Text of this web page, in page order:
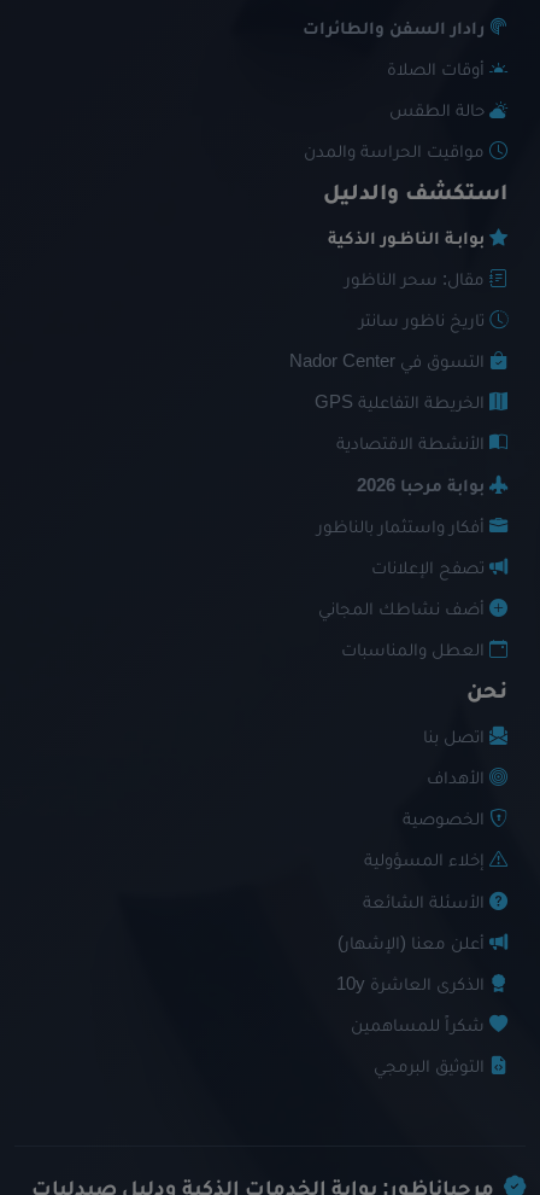
رادار السفن والطائرات
أوقات الصلاة
حالة الطقس
مواقيت الحراسة والمدن
استكشف والدليل
بوابـة الناظـور الذكية
مقال: سحر الناظور
تاريخ ناظور سانتر
التسوق في Nador Center
الخريطة التفاعلية GPS
الأنشطة الاقتصادية
بوابة مرحبا 2026
أفكار واستثمار بالناظور
تصفح الإعلانات
أضف نشاطك المجاني
العطل والمناسبات
نحن
اتصل بنا
الأهداف
الخصوصية
إخلاء المسؤولية
الأسئلة الشائعة
أعلن معنا (الإشهار)
الذكرى العاشرة 10y
شكراً للمساهمين
التوثيق البرمجي